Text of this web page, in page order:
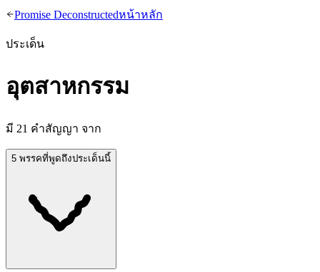
Promise Deconstructedหน้าหลัก
ประเด็น
อุตสาหกรรม
มี 21 คำสัญญา จาก
5 พรรคที่พูดถึงประเด็นนี้